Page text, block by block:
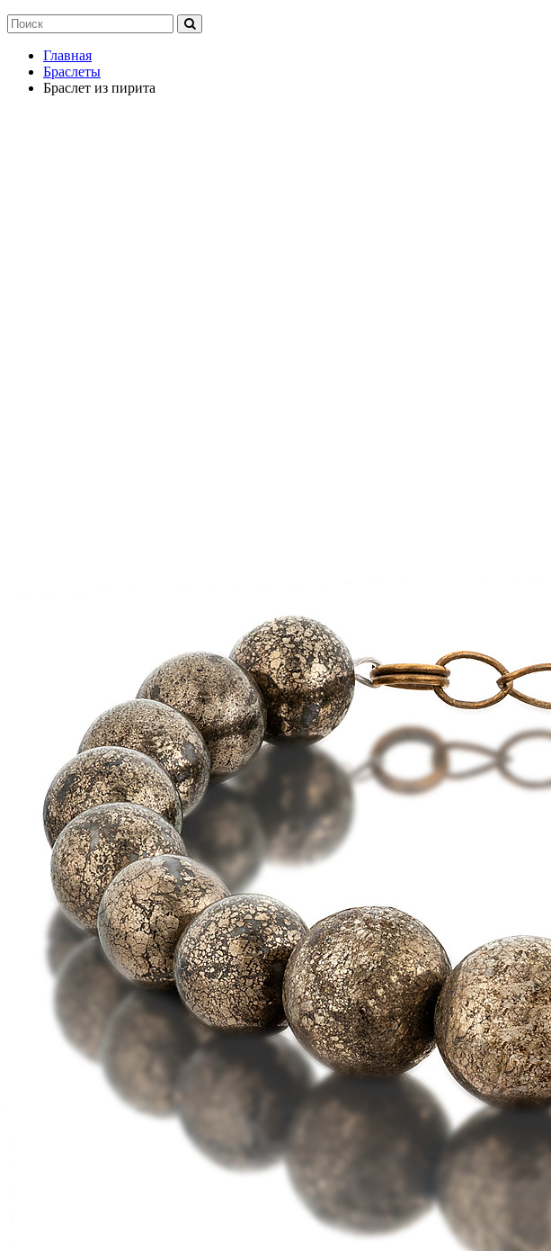
Главная
Браслеты
Браслет из пирита